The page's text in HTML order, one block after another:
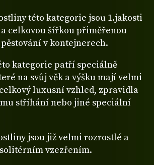
této kategorie jsou 1.jakosti
celkovou šířkou přiměřenou
v kontejnerech.
kategorie patří speciálně
na svůj věk a výšku mají velmi
luxusní vzhled, zpravidla
stříhání nebo jiné speciální
jsou již velmi rozrostlé a
vzezřením.